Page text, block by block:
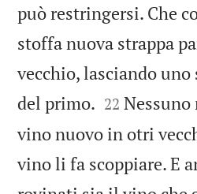
può restringersi. Che
stoffa nuova strappa
vecchio, lasciando uno
del primo. 

22 Nessuno
vino nuovo in otri
vino li fa scoppiare. E